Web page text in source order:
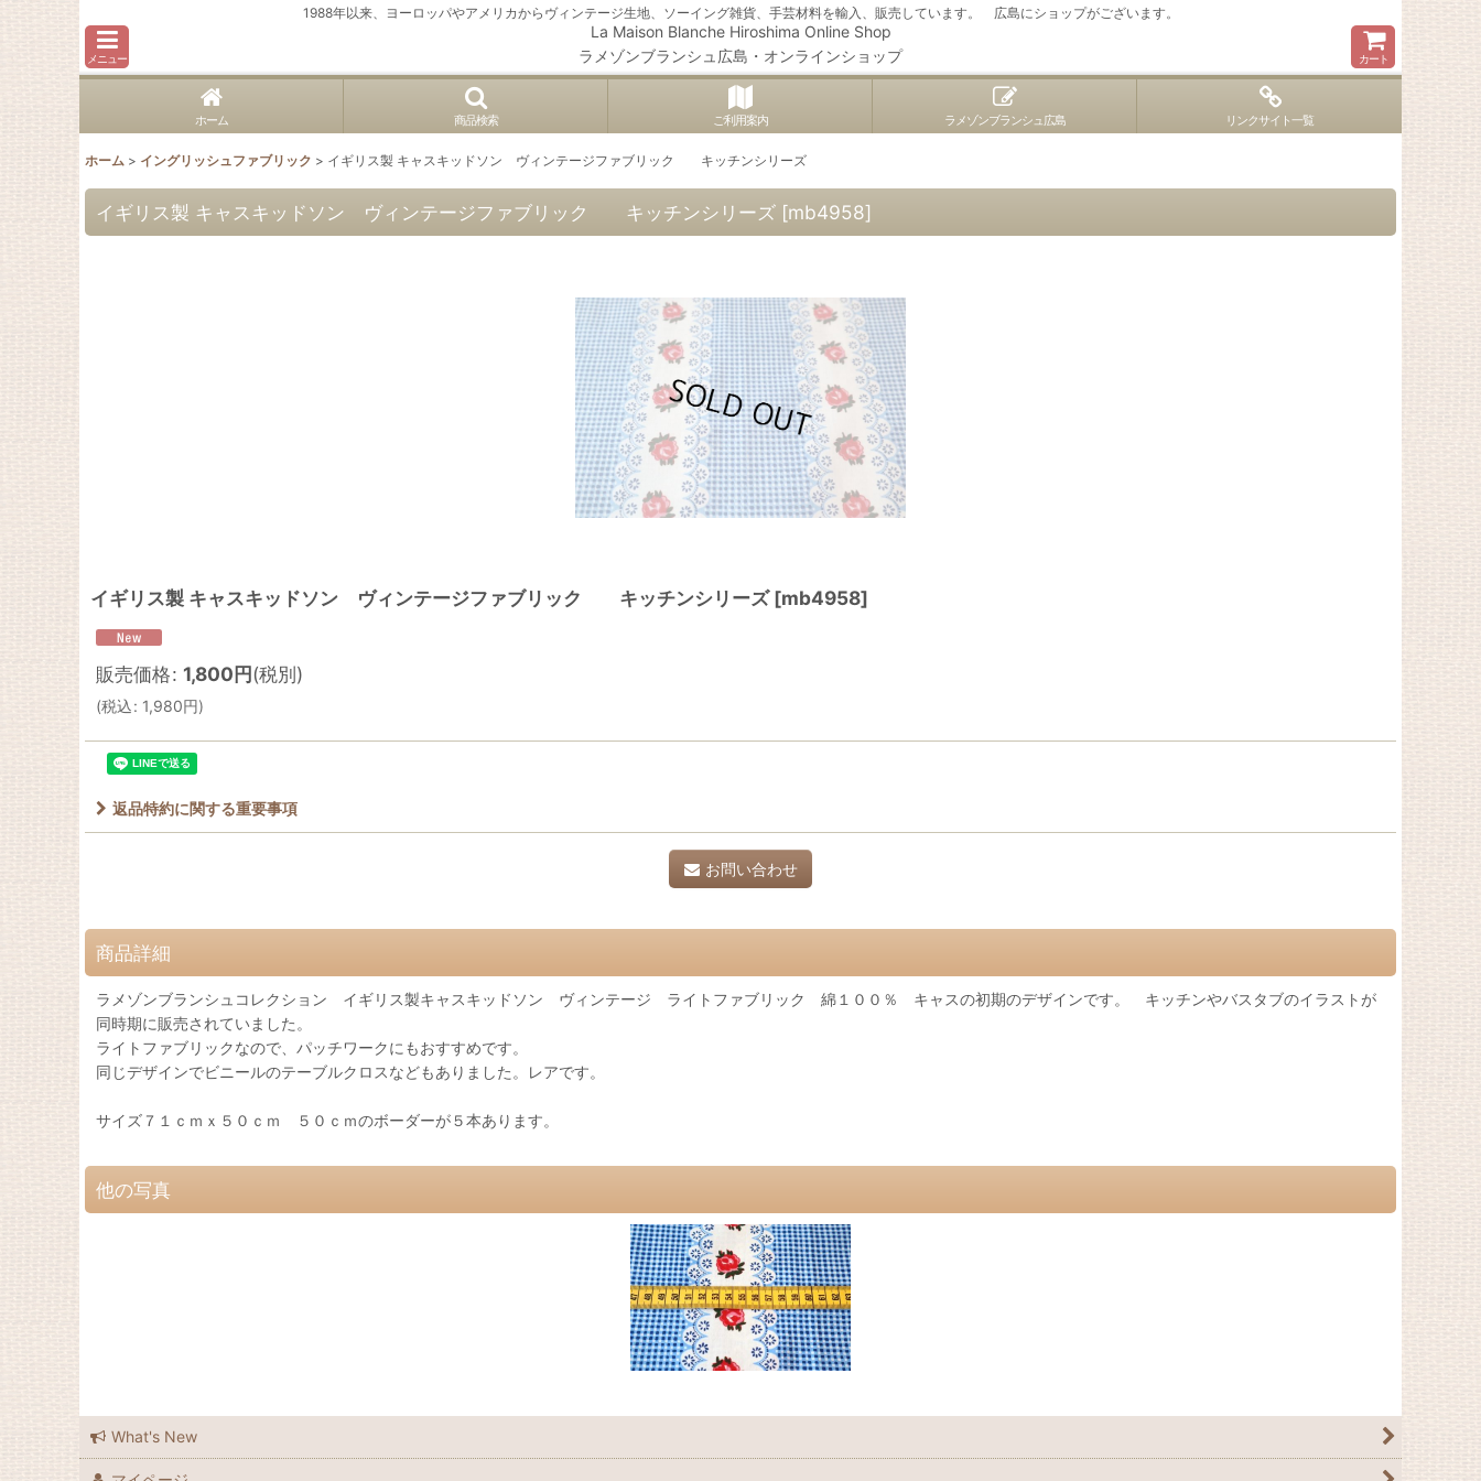
1988年以来、ヨーロッパやアメリカからヴィンテージ生地、ソーイング雑貨、手芸材料を輸入、販売しています。 広島にショップがございます。
メニュー
La Maison Blanche Hiroshima Online Shop
ラメゾンブランシュ広島・オンラインショップ
カート
ホーム 商品検索 ご利用案内 ラメゾンブランシュ広島 リンクサイト一覧
ホーム > イングリッシュファブリック > イギリス製 キャスキッドソン ヴィンテージファブリック キッチンシリーズ
イギリス製 キャスキッドソン ヴィンテージファブリック キッチンシリーズ [mb4958]
イギリス製 キャスキッドソン ヴィンテージファブリック キッチンシリーズ [mb4958]
販売価格: 1,800円(税別)
(税込: 1,980円)
返品特約に関する重要事項
お問い合わせ
商品詳細
ラメゾンブランシュコレクション イギリス製キャスキッドソン ヴィンテージ ライトファブリック 綿１００％ キャスの初期のデザインです。 キッチンやバスタブのイラストが
同時期に販売されていました。
ライトファブリックなので、パッチワークにもおすすめです。
同じデザインでビニールのテーブルクロスなどもありました。レアです。
サイズ７１ｃｍｘ５０ｃｍ ５０ｃｍのボーダーが５本あります。
他の写真
What's New